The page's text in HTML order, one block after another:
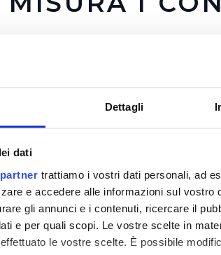
Dettagli
dati
trattiamo i vostri dati personali, ad
e accedere alle informazioni sul vostro
gli annunci e i contenuti, ricercare il
e per quali scopi. Le vostre scelte in
le vostre scelte. È possibile
La scelta della campagna di
di una campagna "teaser", una
La campagna nasce dall'idea degli
risparmio: utilizzare il concetto di
Un'azione che porta chiaramente al
stati scelti tre strumenti tra i più
in un contesto completamente bianco
campagna priva di altre dispersioni
Anche per quest'anno la campagna si
manifesti sul retro degli autobus,